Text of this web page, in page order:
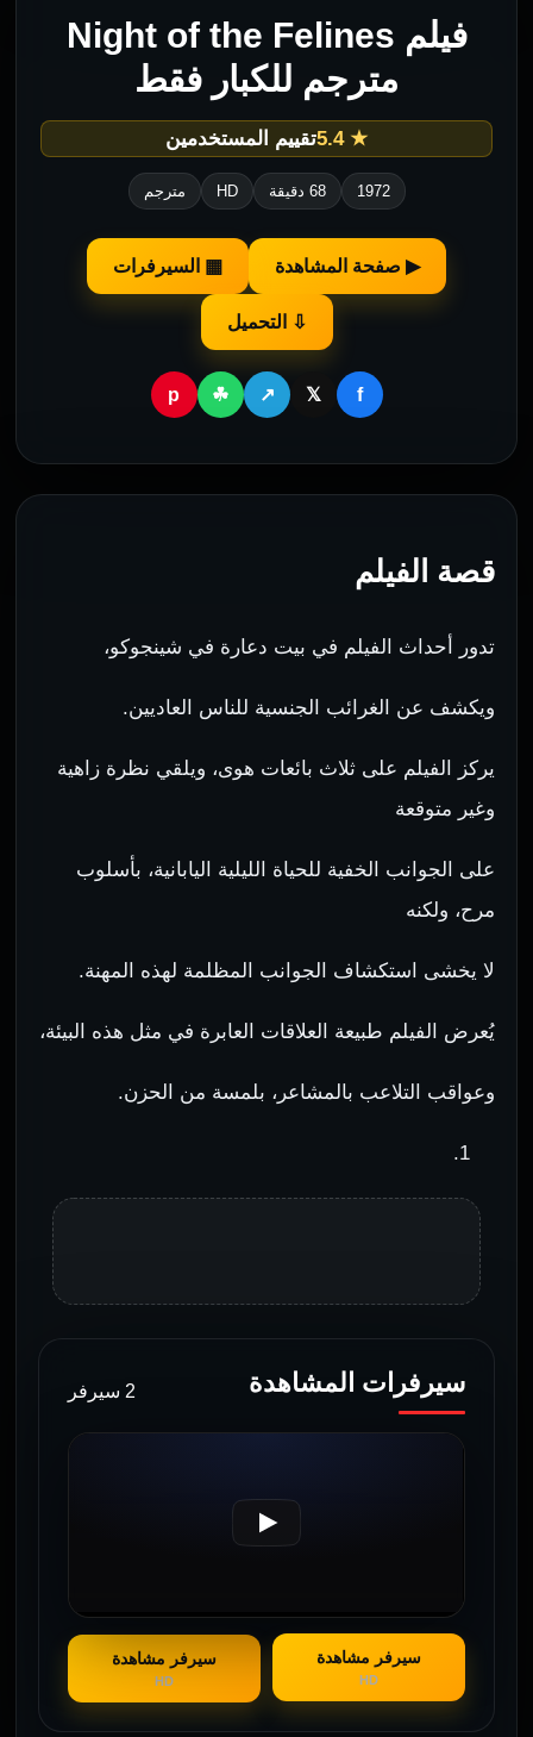
فيلم Night of the Felines
مترجم للكبار فقط
★ 5.4 تقييم المستخدمين
1972 68 دقيقة HD مترجم
▶ صفحة المشاهدة ▦ السيرفرات
⇩ التحميل
f
𝕏
↗
☘
p
قصة الفيلم
تدور أحداث الفيلم في بيت دعارة في شينجوكو،
ويكشف عن الغرائب الجنسية للناس العاديين.
يركز الفيلم على ثلاث بائعات هوى، ويلقي نظرة زاهية
وغير متوقعة
على الجوانب الخفية للحياة الليلية اليابانية، بأسلوب
مرح، ولكنه
لا يخشى استكشاف الجوانب المظلمة لهذه المهنة.
يُعرض الفيلم طبيعة العلاقات العابرة في مثل هذه البيئة،
وعواقب التلاعب بالمشاعر، بلمسة من الحزن.
سيرفرات المشاهدة 2 سيرفر
سيرفر مشاهدة
HD
سيرفر مشاهدة
HD